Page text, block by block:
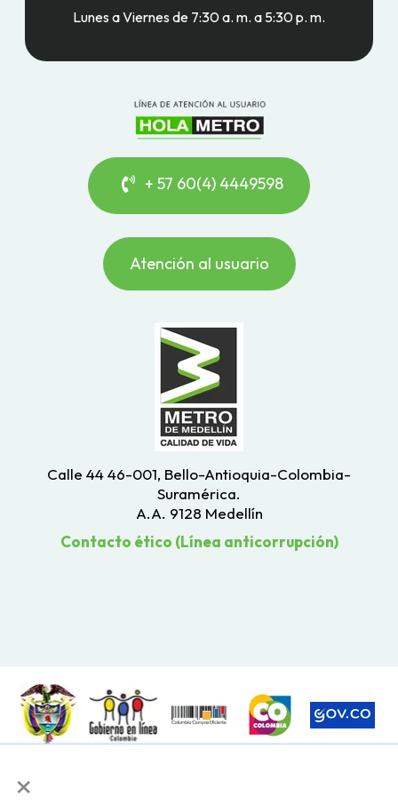
×
Lunes a Viernes de 7:30 a. m. a 5:30 p. m.
+ 57 60(4) 4449598
Atención al usuario
Calle 44 46-001, Bello-Antioquia-Colombia-
Suramérica.
A.A. 9128 Medellín
Contacto ético (Línea anticorrupción)
pantalla de 1024 x 768. Para mayor compatibilidad, utilizar microsoft